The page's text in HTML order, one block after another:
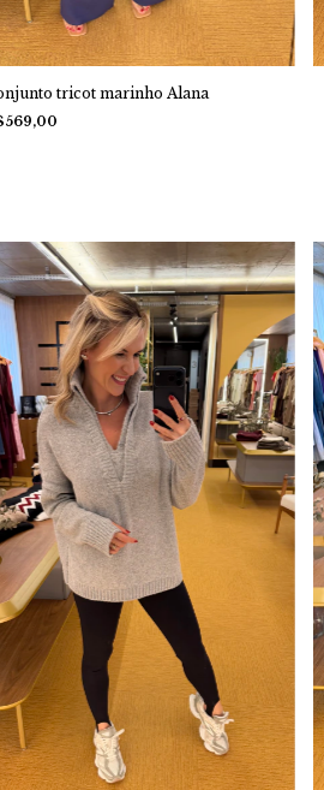
tricot marinho Alana